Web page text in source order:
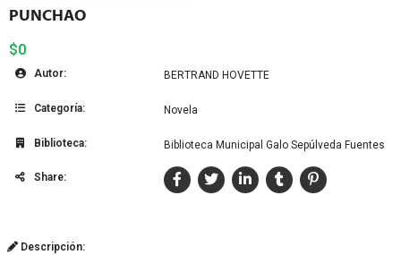
PUNCHAO
$0
Autor: BERTRAND HOVETTE
Categoría: Novela
Biblioteca: Biblioteca Municipal Galo Sepúlveda Fuentes
Share:
Descripción: